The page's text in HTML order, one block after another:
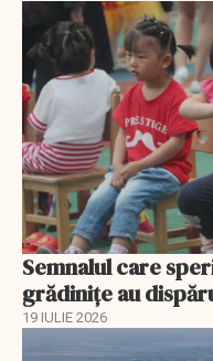
Semnalul care
grădinițe au
19 IULIE 2026